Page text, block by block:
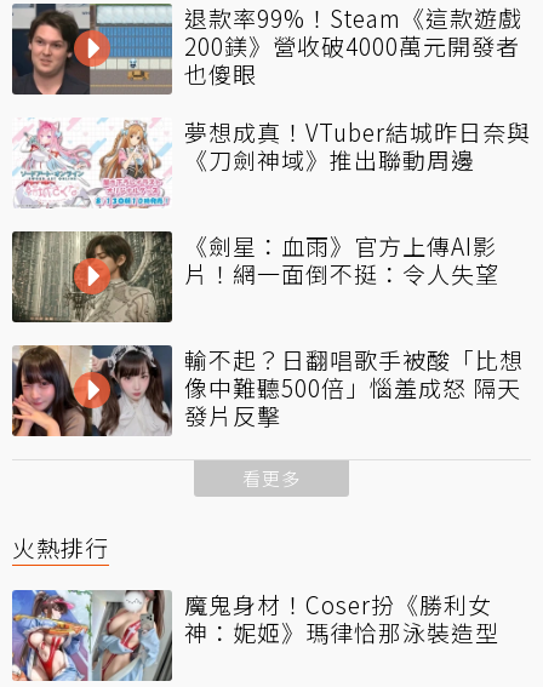
退款率99%！Steam《這款遊戲
200鎂》營收破4000萬元開發者
也傻眼
夢想成真！VTuber結城昨日奈與
《刀劍神域》推出聯動周邊
《劍星：血雨》官方上傳AI影
片！網一面倒不挺：令人失望
輸不起？日翻唱歌手被酸「比想
像中難聽500倍」惱羞成怒 隔天
發片反擊
看更多
火熱排行
魔鬼身材！Coser扮《勝利女
神：妮姬》瑪律恰那泳裝造型